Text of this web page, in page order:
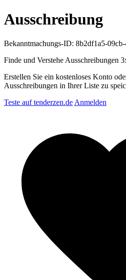
Ausschreibung
Bekanntmachungs-ID: 8b2df1a5-
Finde und Verstehe Ausschreibungen
Erstellen Sie ein kostenloses Konto
Ausschreibungen in Ihrer Liste zu
Teste auf tenderzen.de Anmelden